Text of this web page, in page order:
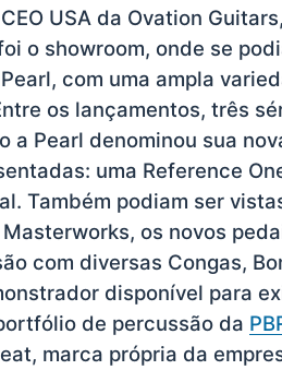
USA da Ovation
o showroom, onde se
com uma ampla
os lançamentos, três
a Pearl denominou sua
uma Reference
Também podiam ser
os novos
com diversas Congas,
disponível para
de percussão da
marca própria da